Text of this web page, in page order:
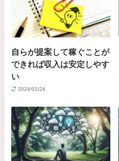
自らが提案して稼ぐことが
できれば収入は安定しやす
い
2024/01/24